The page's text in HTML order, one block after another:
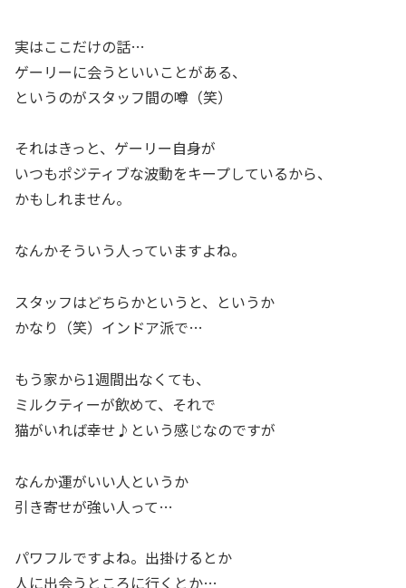
実はここだけの話…
ゲーリーに会うといいことがある、
というのがスタッフ間の噂（笑）
それはきっと、ゲーリー自身が
いつもポジティブな波動をキープしているから、
かもしれません。
なんかそういう人っていますよね。
スタッフはどちらかというと、というか
かなり（笑）インドア派で…
もう家から1週間出なくても、
ミルクティーが飲めて、それで
猫がいれば幸せ♪という感じなのですが
なんか運がいい人というか
引き寄せが強い人って…
パワフルですよね。出掛けるとか
人に出会うところに行くとか…